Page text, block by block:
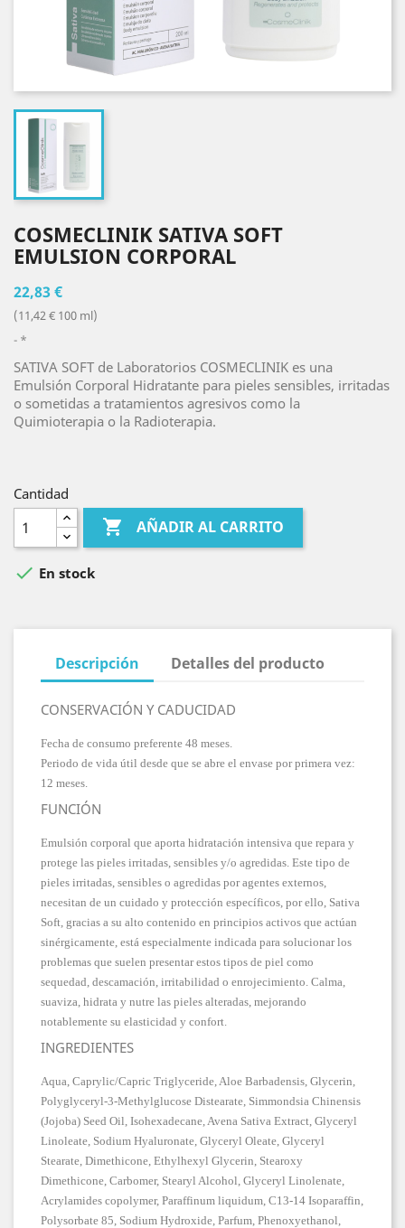
COSMECLINIK SATIVA SOFT
EMULSION CORPORAL
22,83 €
(11,42 € 100 ml)
*
SATIVA SOFT de Laboratorios COSMECLINIK es una
Emulsión Corporal Hidratante para pieles sensibles, irritadas
o sometidas a tratamientos agresivos como la
Quimioterapia o la Radioterapia.
Cantidad
 AÑADIR AL CARRITO
 En stock
Descripción Detalles del producto
CONSERVACIÓN Y CADUCIDAD
Fecha de consumo preferente 48 meses.
Periodo de vida útil desde que se abre el envase por primera vez:
12 meses.
FUNCIÓN
Emulsión corporal que aporta hidratación intensiva que repara y
protege las pieles irritadas, sensibles y/o agredidas. Este tipo de
pieles irritadas, sensibles o agredidas por agentes externos,
necesitan de un cuidado y protección específicos, por ello, Sativa
Soft, gracias a su alto contenido en principios activos que actúan
sinérgicamente, está especialmente indicada para solucionar los
problemas que suelen presentar estos tipos de piel como
sequedad, descamación, irritabilidad o enrojecimiento. Calma,
suaviza, hidrata y nutre las pieles alteradas, mejorando
notablemente su elasticidad y confort.
INGREDIENTES
Aqua, Caprylic/Capric Triglyceride, Aloe Barbadensis, Glycerin,
Polyglyceryl-3-Methylglucose Distearate, Simmondsia Chinensis
(Jojoba) Seed Oil, Isohexadecane, Avena Sativa Extract, Glyceryl
Linoleate, Sodium Hyaluronate, Glyceryl Oleate, Glyceryl
Stearate, Dimethicone, Ethylhexyl Glycerin, Stearoxy
Dimethicone, Carbomer, Stearyl Alcohol, Glyceryl Linolenate,
Acrylamides copolymer, Paraffinum liquidum, C13-14 Isoparaffin,
Polysorbate 85, Sodium Hydroxide, Parfum, Phenoxyethanol,